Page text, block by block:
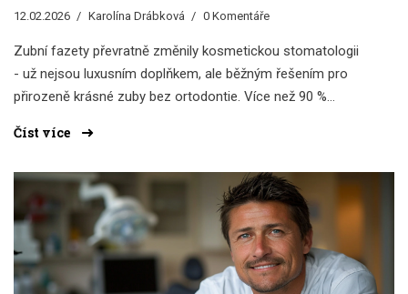
12.02.2026 Karolína Drábková 0 Komentáře
Zubní fazety převratně změnily kosmetickou stomatologii
- už nejsou luxusním doplňkem, ale běžným řešením pro
přirozeně krásné zuby bez ortodontie. Více než 90 %
úsměvu.
Číst více